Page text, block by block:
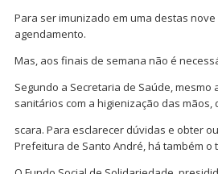
Para ser imunizado em uma destas
agendamento.
Mas, aos finais de semana não é
Segundo a Secretaria de Saúde,
sanitários com a higienização das
scara. Para esclarecer dúvidas e obter
Prefeitura de Santo André, há também o